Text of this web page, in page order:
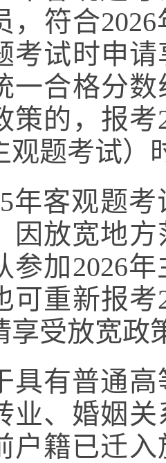
，符合
考试时申
一合格分
策的，报
观题考试）
客观题考
因放宽地
参加2026
可重新报
享受放宽政
普通高
业、婚姻
户籍已迁